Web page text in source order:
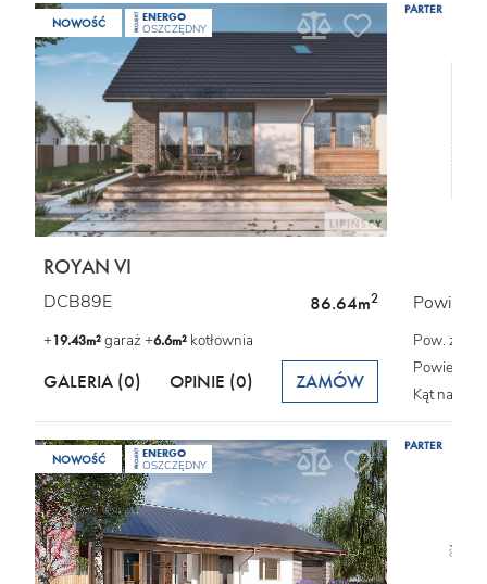
NOWOŚĆ PROJEKT ENERGO
OSZCZĘDNY
PARTER
ROYAN VI
DCB89E 86.64m2
+19.43m²garaż +6.6m² kotłownia
GALERIA (0) OPINIE (0) ZAMÓW
Pow.
Kąt
NOWOŚĆ PROJEKT ENERGO
OSZCZĘDNY
PARTER